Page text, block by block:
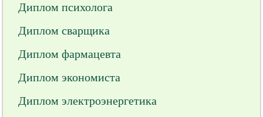
Диплом психолога
Диплом сварщика
Диплом фармацевта
Диплом экономиста
Диплом электроэнергетика